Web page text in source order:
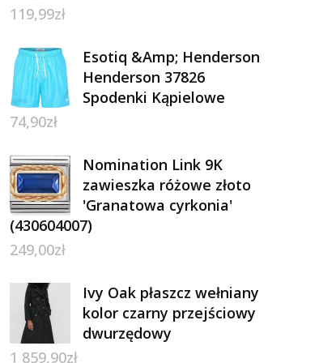
119,99zł
Esotiq &Amp; Henderson
Henderson 37826
Spodenki Kąpielowe
74,90zł
Nomination Link 9K
zawieszka różowe złoto
'Granatowa cyrkonia'
(430604007)
249,00zł
Ivy Oak płaszcz wełniany
kolor czarny przejściowy
dwurzędowy
1 859,90zł